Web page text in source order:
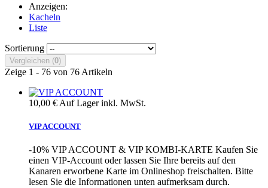
Anzeigen:
Kacheln
Liste
Sortierung
Vergleichen (0)
Zeige 1 - 76 von 76 Artikeln
10,00 € Auf Lagerinkl. MwSt.
VIP ACCOUNT
-10% VIP ACCOUNT & VIP KOMBI-KARTE Kaufen Sie
einen VIP-Account oder lassen Sie Ihre bereits auf den
Kanaren erworbene Karte im Onlineshop freischalten. Bitte
lesen Sie die Informationen unten aufmerksam durch.